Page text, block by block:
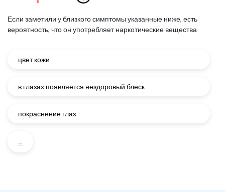
Если заметили у близкого симптомы указанные ниже, есть
вероятность, что он употребляет наркотические вещества
цвет кожи
в глазах появляется нездоровый блеск
покраснение глаз
...